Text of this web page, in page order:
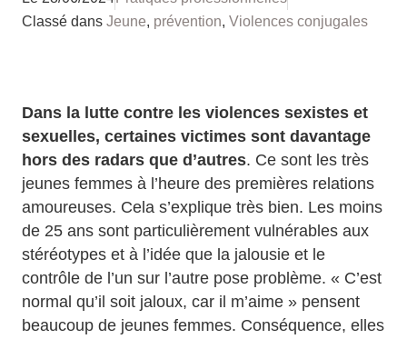
Classé dans Jeune, prévention, Violences conjugales
Dans la lutte contre les violences sexistes et
sexuelles, certaines victimes sont davantage
hors des radars que d’autres. Ce sont les très
jeunes femmes à l’heure des premières relations
amoureuses. Cela s’explique très bien. Les moins
de 25 ans sont particulièrement vulnérables aux
stéréotypes et à l’idée que la jalousie et le
contrôle de l’un sur l’autre pose problème. « C’est
normal qu’il soit jaloux, car il m’aime » pensent
beaucoup de jeunes femmes. Conséquence, elles